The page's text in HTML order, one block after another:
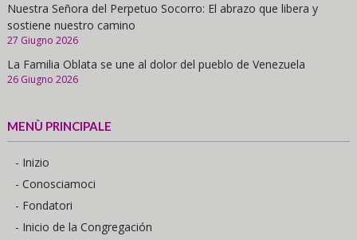
Nuestra Señora del Perpetuo Socorro: El abrazo que libera y
sostiene nuestro camino
27 Giugno 2026
La Familia Oblata se une al dolor del pueblo de Venezuela
26 Giugno 2026
MENÙ PRINCIPALE
- Inizio
- Conosciamoci
- Fondatori
- Inicio de la Congregación